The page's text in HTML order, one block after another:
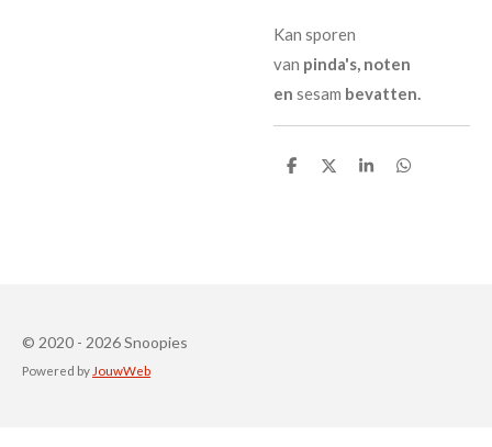
Kan sporen
van pinda's, noten
en sesam bevatten.
D
D
S
D
© 2020 - 2026 Snoopies
Powered by JouwWeb